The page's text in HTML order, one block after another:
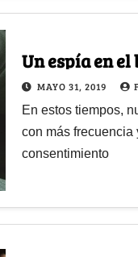
Un espía en
MAYO 31, 2019
En estos tiempos,
con más frecuencia
consentimiento